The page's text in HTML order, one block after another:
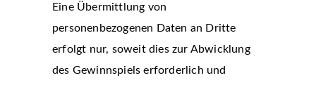
Eine Übermittlung von
personenbezogenen Daten an Dritte
erfolgt nur, soweit dies zur Abwicklung
des Gewinnspiels erforderlich und